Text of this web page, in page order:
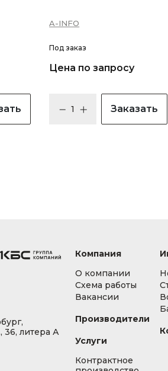
A-INFO
Под заказ
Цена по запросу
Заказать
36, литера А
Компания
О компании
Схема работы
Вакансии
Производители
Услуги
Контрактное